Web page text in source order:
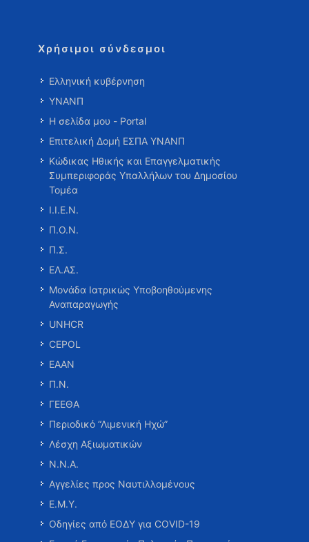
Χρήσιμοι σύνδεσμοι
Ελληνική κυβέρνηση
ΥΝΑΝΠ
Η σελίδα μου - Portal
Επιτελική Δομή ΕΣΠΑ ΥΝΑΝΠ
Κώδικας Ηθικής και Επαγγελματικής
Συμπεριφοράς Υπαλλήλων του Δημοσίου
Τομέα
Ι.Ι.Ε.Ν.
Π.Ο.Ν.
Π.Σ.
ΕΛ.ΑΣ.
Μονάδα Ιατρικώς Υποβοηθούμενης
Αναπαραγωγής
UNHCR
CEPOL
ΕΑΑΝ
Π.Ν.
ΓΕΕΘΑ
Περιοδικό “Λιμενική Ηχώ”
Λέσχη Αξιωματικών
Ν.Ν.Α.
Αγγελίες προς Ναυτιλλομένους
Ε.Μ.Υ.
Οδηγίες από ΕΟΔΥ για COVID-19